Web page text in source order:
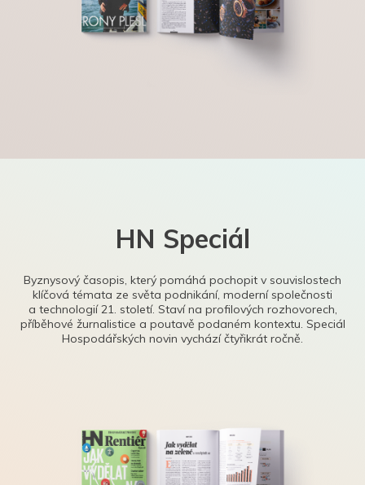
HN Speciál
Byznysový časopis, který pomáhá pochopit v souvislostech
klíčová témata ze světa podnikání, moderní společnosti
a technologií 21. století. Staví na profilových rozhovorech,
příběhové žurnalistice a poutavě podaném kontextu. Speciál
Hospodářských novin vychází čtyřikrát ročně.